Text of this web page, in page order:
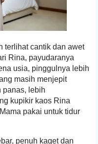
terlihat cantik dan awet
Rina, payudaranya
usia, pinggulnya lebih
masih menjepit
panas, lebih
kupikir kaos Rina
pakai untuk tidur
penuh kaget dan